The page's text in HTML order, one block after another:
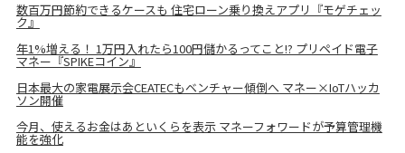
数百万円節約できるケースも 住宅ローン乗り換えアプリ『モゲチェッ
ク』
年1%増える！ 1万円入れたら100円儲かるってこと!? プリペイド電子
マネー『SPIKEコイン』
日本最大の家電展示会CEATECもベンチャー傾倒へ マネー×IoTハッカ
ソン開催
今月、使えるお金はあといくらを表示 マネーフォワードが予算管理機
能を強化